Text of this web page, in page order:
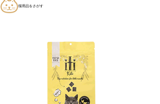
猫用品をさがす